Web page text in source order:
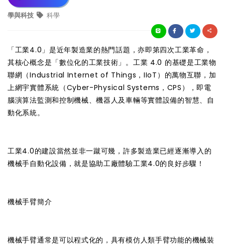
學與科技 科學
「工業4.0」是近年製造業的熱門話題，亦即第四次工業革命，
其核心概念是「數位化的工業技術」。工業 4.0 的基礎是工業物
聯網（Industrial Internet of Things，IIoT）的萬物互聯，加
上網宇實體系統（Cyber-Physical Systems，CPS），即電
腦演算法監測和控制機械、機器人及車輛等實體設備的智慧、自
動化系統。
工業4.0的建設當然並非一蹴可幾，許多製造業已經逐漸導入的
機械手自動化設備，就是協助工廠體驗工業4.0的良好步驟！
機械手臂簡介
機械手臂通常是可以程式化的，具有模仿人類手臂功能的機械裝